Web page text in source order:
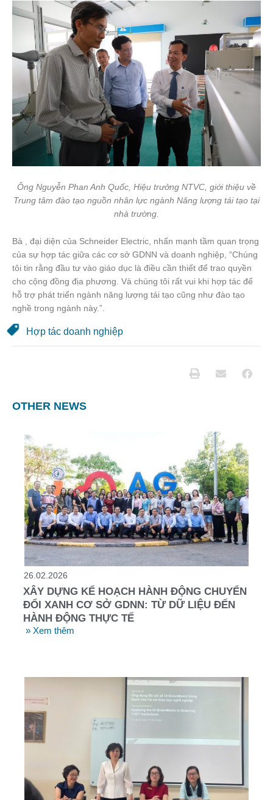
Ông Nguyễn Phan Anh Quốc, Hiệu trưởng NTVC, giới thiệu về
Trung tâm đào tạo nguồn nhân lực ngành Năng lượng tái tạo tại
nhà trường.
Bà , đại diện của Schneider Electric, nhấn mạnh tầm quan trọng
của sự hợp tác giữa các cơ sở GDNN và doanh nghiệp, “Chúng
tôi tin rằng đầu tư vào giáo dục là điều cần thiết để trao quyền
cho cộng đồng địa phương. Và chúng tôi rất vui khi hợp tác để
hỗ trợ phát triển ngành năng lượng tái tạo cũng như đào tạo
nghề trong ngành này.”.
Hợp tác doanh nghiệp
OTHER NEWS
26.02.2026
XÂY DỰNG KẾ HOẠCH HÀNH ĐỘNG CHUYỂN
ĐỔI XANH CƠ SỞ GDNN: TỪ DỮ LIỆU ĐẾN
HÀNH ĐỘNG THỰC TẾ
» Xem thêm